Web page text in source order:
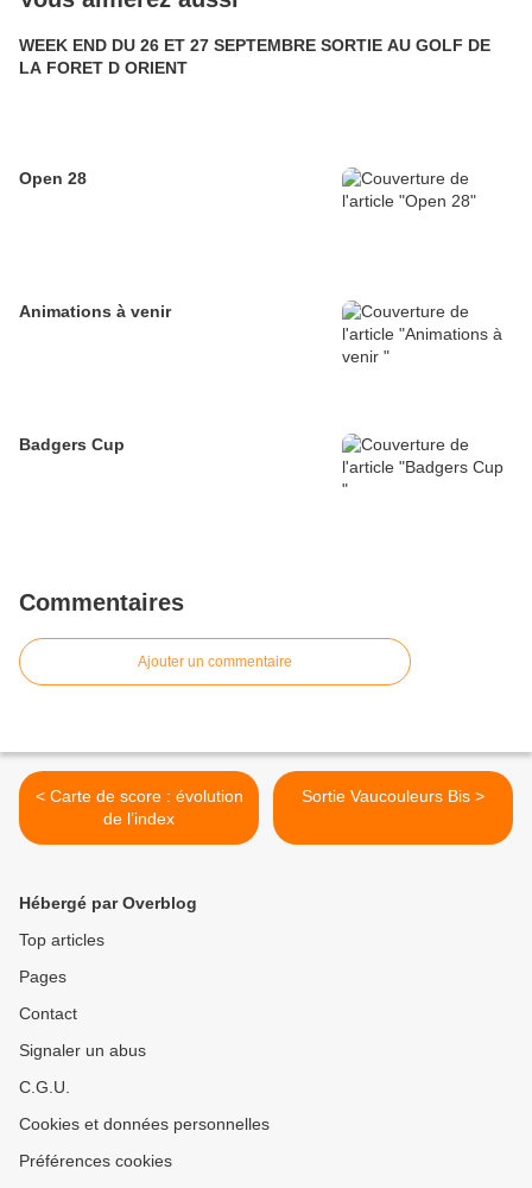
WEEK END DU 26 ET 27 SEPTEMBRE SORTIE AU GOLF DE
LA FORET D ORIENT
Open 28
Animations à venir
Badgers Cup
Commentaires
Ajouter un commentaire
< Carte de score : évolution
de l’index
Sortie Vaucouleurs Bis >
Hébergé par Overblog
Top articles
Pages
Contact
Signaler un abus
C.G.U.
Cookies et données personnelles
Préférences cookies